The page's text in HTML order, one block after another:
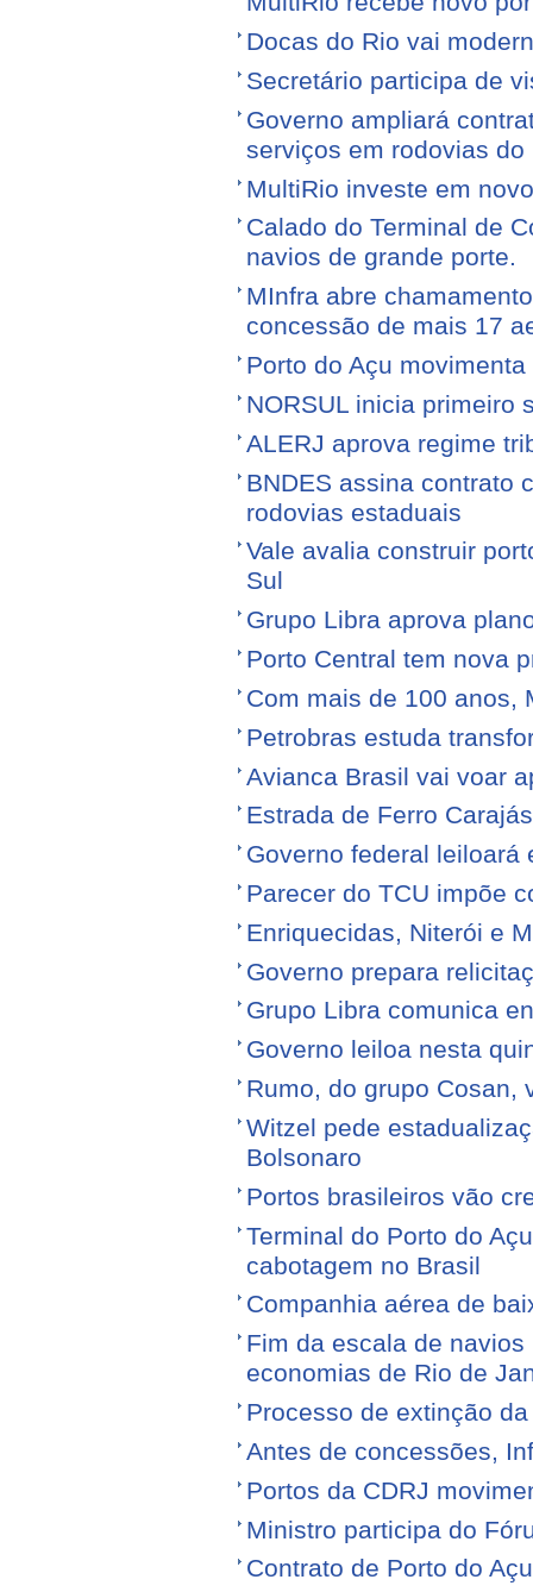
Docas do Rio vai
Secretário participa de
Governo ampliará
serviços em rodovias do
MultiRio investe em
Calado do Terminal de
navios de grande porte.
MInfra abre
concessão de mais 17
Porto do Açu
NORSUL inicia primeiro
ALERJ aprova regime
BNDES assina contrato
rodovias estaduais
Vale avalia construir
Sul
Grupo Libra aprova
Porto Central tem nova
Com mais de 100 anos,
Petrobras estuda
Avianca Brasil vai voar
Estrada de Ferro
Governo federal leiloará
Parecer do TCU impõe
Enriquecidas, Niterói e
Governo prepara
Grupo Libra comunica
Governo leiloa nesta
Rumo, do grupo Cosan,
Witzel pede
Bolsonaro
Portos brasileiros vão
Terminal do Porto do
cabotagem no Brasil
Companhia aérea de
Fim da escala de
economias de Rio de
Processo de extinção
Antes de concessões,
Portos da CDRJ
Ministro participa do
Contrato de Porto do